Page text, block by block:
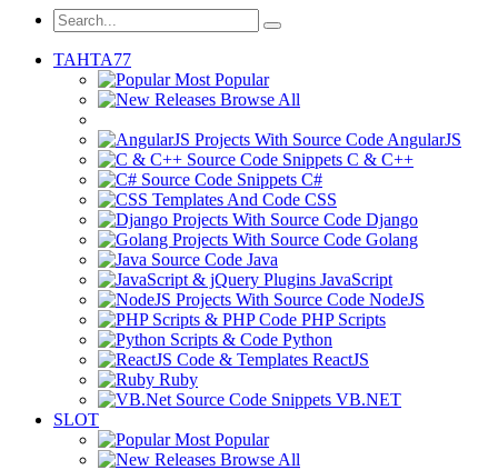
TAHTA77
Most Popular
Browse All
AngularJS
C & C++
C#
CSS
Django
Golang
Java
JavaScript
NodeJS
PHP Scripts
Python
ReactJS
Ruby
VB.NET
SLOT
Most Popular
Browse All